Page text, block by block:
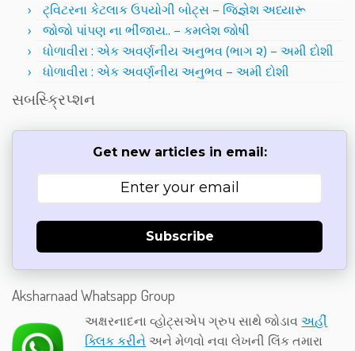
ટ્વિટરના કેટલાક ઉપયોગી બોટ્સ – જિજ્ઞેશ અધ્યારૂ
જોજો પાંપણ ના ભીંજાય.. – કમલેશ જોષી
ધોળાવીરા : એક અવર્ણનીય અનુભવ (ભાગ ૨) – અમી દોશી
ધોળાવીરા : એક અવર્ણનીય અનુભવ – અમી દોશી
સબસ્ક્રિપ્શન
Get new articles in email:
Subscribe
Aksharnaad Whatsapp Group
અક્ષરનાદના વ્હોટ્સએપ ગ્રુપ સાથે જોડાવઅહીં
ક્લિક કરીને અને મેળવો નવા લેખની લિંક તમારા